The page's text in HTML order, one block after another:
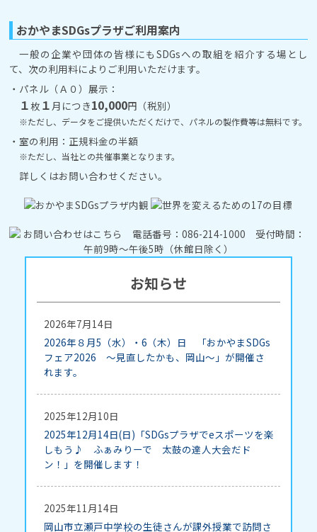
おかやまSDGsプラザご利用案内
一般の企業や団体の皆様にもSDGsへの取組を紹介する場とし
て、次の利用料によりご利用いただけます。
・パネル（Ａ０）展示：
１枚 １ 月につき10,000円（税別）
※ただし、データをご提供いただくだけで、パネルの製作費等は無料です。
・室の利用：正規料金の半額
※ただし、当社との共催事業となります。
詳しくはお問い合わせください。
お知らせ
2026年7月14日
2026年８月5（水）・6（木）日 「おかやまSDGs
フェア2026 ～見直したかも、岡山～」が開催さ
れます。
2025年12月10日
2025年12月14日(日)「SDGsプラザでeスポーツを楽
しもう♪ ふぁみりーで 太鼓の達人大会だド
ン！」を開催します！
2025年11月14日
岡山市立瀬戸中学校の生徒さんが課外授業で訪問さ